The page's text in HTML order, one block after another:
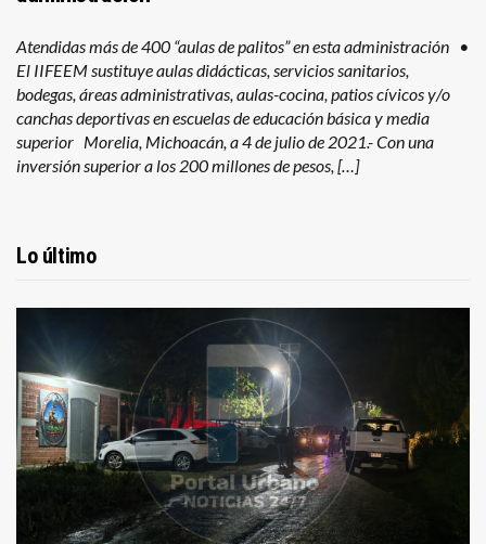
Atendidas más de 400 “aulas de palitos” en esta administración •
El IIFEEM sustituye aulas didácticas, servicios sanitarios,
bodegas, áreas administrativas, aulas-cocina, patios cívicos y/o
canchas deportivas en escuelas de educación básica y media
superior Morelia, Michoacán, a 4 de julio de 2021.- Con una
inversión superior a los 200 millones de pesos, […]
Lo último